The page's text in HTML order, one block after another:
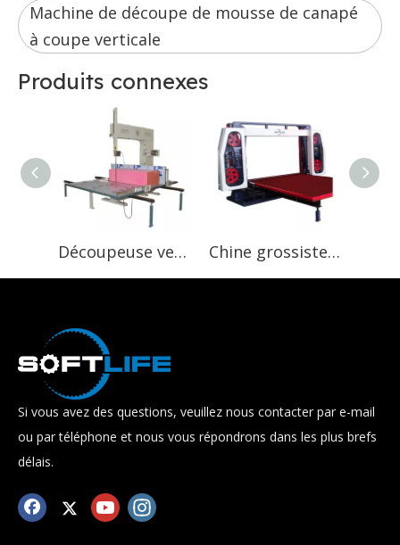
Machine de découpe de mousse de canapé
à coupe verticale
Produits connexes
Découpeuse verticale d'éponge de mousse de nouvel état pour l'éponge de mousse de matelas Chine grossiste importateur exportateur opération simple automatique horizontal coupe-panneau de mousse pvc
Si vous avez des questions, veuillez nous contacter par e-mail
ou par téléphone et nous vous répondrons dans les plus brefs
délais.